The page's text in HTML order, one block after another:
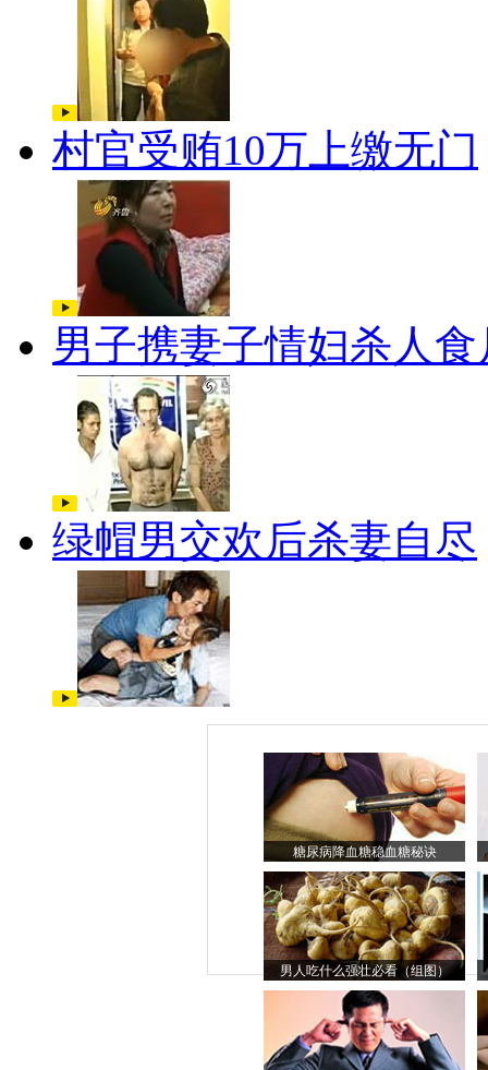
村官受贿10万上缴无门
男子携妻子情妇杀人食
绿帽男交欢后杀妻自尽
糖尿病降血糖稳血糖秘诀
男人吃什么强壮必看（组图）